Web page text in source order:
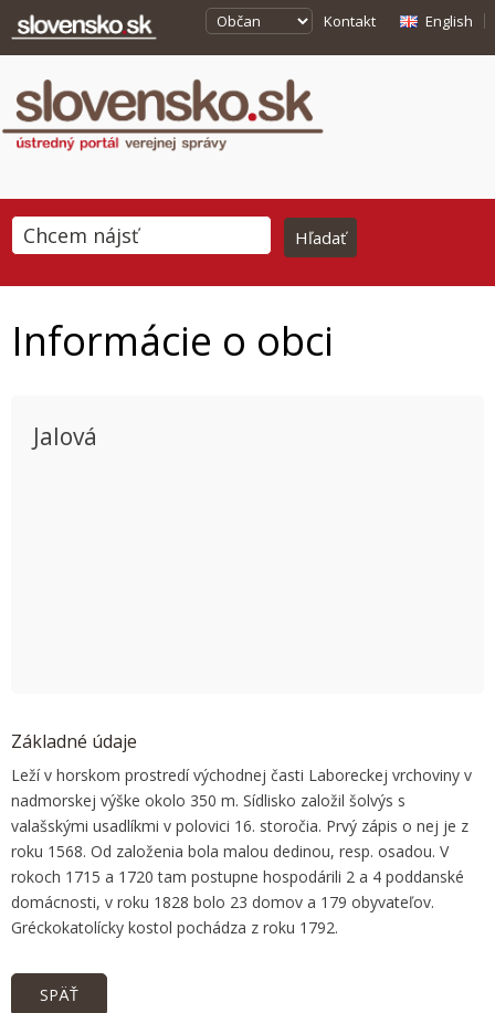
Kontakt English
Informácie o obci
Jalová
Základné údaje
Leží v horskom prostredí východnej časti Laboreckej vrchoviny v
nadmorskej výške okolo 350 m. Sídlisko založil šolvýs s
valašskými usadlíkmi v polovici 16. storočia. Prvý zápis o nej je z
roku 1568. Od založenia bola malou dedinou, resp. osadou. V
rokoch 1715 a 1720 tam postupne hospodárili 2 a 4 poddanské
domácnosti, v roku 1828 bolo 23 domov a 179 obyvateľov.
Gréckokatolícky kostol pochádza z roku 1792.
SPÄŤ